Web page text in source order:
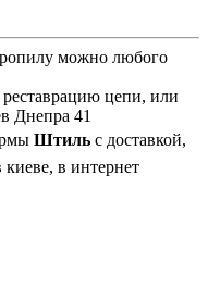
можно любого
цепи, или
Днепра 41
Штиль с доставкой,
в интернет